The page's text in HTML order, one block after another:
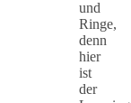
und
Ringe,
denn
hier
ist
der